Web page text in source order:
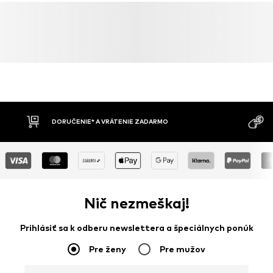
DORUČENIE* A VRÁTENIE ZADARMO
Nič nezmeškaj!
Prihlásiť sa k odberu newslettera a špeciálnych ponúk
Pre ženy Pre mužov